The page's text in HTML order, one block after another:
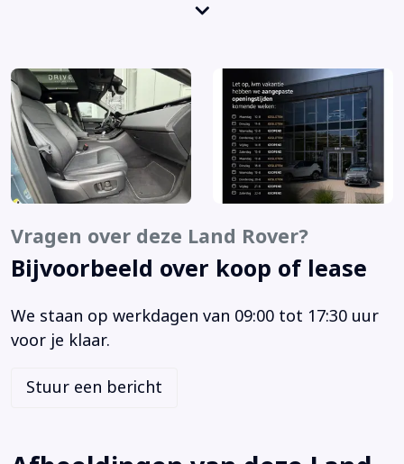
Glazen panoramadak met elektrisch bediend
schuif-/kanteldeel vóór (041CZ)
Hakuba Silver (!DU)
Lane Keep Assist (086BH)
MeridianTM Surround Sound audiosysteem met 825 W
(025LN)
Navigation Pro (087AU)
Roll Stability Control
Smartphone Pack (186AB)
Stoelbekleding in generfd leder (033JE)
Verwarmbare achterbank (033XJ)
Voorstoelen verwarmd en geventileerd
Aanhanger assistent
Vragen over deze Land Rover?
Bijvoorbeeld over koop of lease
We staan op werkdagen van 09:00 tot 17:30 uur
voor je klaar.
Stuur een bericht